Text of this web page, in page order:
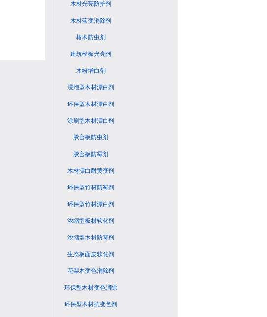
木材光亮防护剂
木材蓝变消除剂
椿木防虫剂
建筑模板光亮剂
木粉增白剂
浸泡型木材漂白剂
环保型木材漂白剂
涂刷型木材漂白剂
胶合板防虫剂
胶合板防霉剂
木材漂白耐黄变剂
环保型竹材防霉剂
环保型竹材漂白剂
浓缩型板材软化剂
浓缩型木材防霉剂
生态板面皮软化剂
花梨木变色消除剂
环保型木材变色消除
环保型木材抗变色剂